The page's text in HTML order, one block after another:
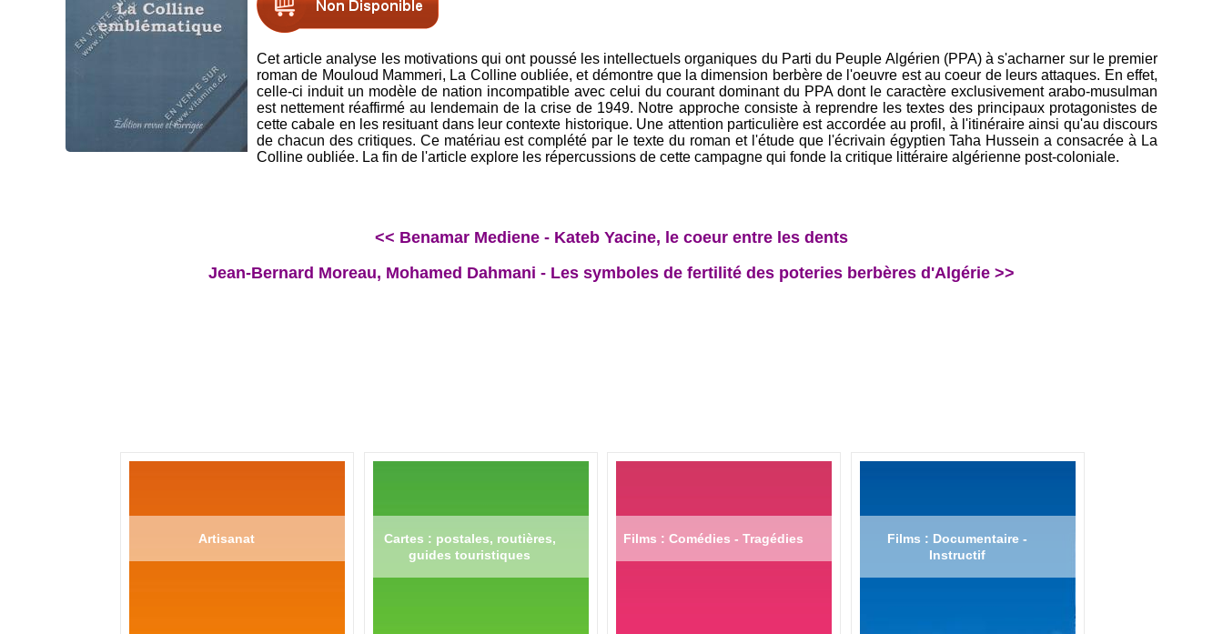
Cet article analyse les motivations qui ont poussé les intellectuels organiques du Parti du Peuple Algérien (PPA) à s'acharner sur le premier
roman de Mouloud Mammeri, La Colline oubliée, et démontre que la dimension berbère de l'oeuvre est au coeur de leurs attaques. En effet,
celle-ci induit un modèle de nation incompatible avec celui du courant dominant du PPA dont le caractère exclusivement arabo-musulman
est nettement réaffirmé au lendemain de la crise de 1949. Notre approche consiste à reprendre les textes des principaux protagonistes de
cette cabale en les resituant dans leur contexte historique. Une attention particulière est accordée au profil, à l'itinéraire ainsi qu'au discours
de chacun des critiques. Ce matériau est complété par le texte du roman et l'étude que l'écrivain égyptien Taha Hussein a consacrée à La
Colline oubliée. La fin de l'article explore les répercussions de cette campagne qui fonde la critique littéraire algérienne post-coloniale.
<< Benamar Mediene - Kateb Yacine, le coeur entre les dents
Jean-Bernard Moreau, Mohamed Dahmani - Les symboles de fertilité des poteries berbères d'Algérie >>
Artisanat
Cartes : postales, routières,
guides touristiques
Films : Comédies - Tragédies
Films : Documentaire -
Instructif